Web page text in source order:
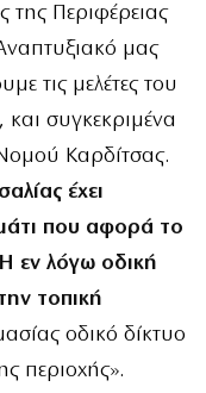
της Περιφέρειας
μας
τις μελέτες του
συγκεκριμένα
Καρδίτσας.
έχει
που αφορά το
εν λόγω οδική
τοπική
οδικό δίκτυο
περιοχής».